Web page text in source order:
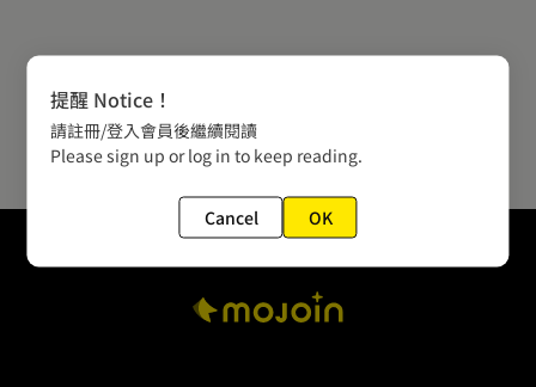
提醒 Notice！
請註冊/登入會員後繼續閱讀
Please sign up or log in to keep reading.
Cancel OK